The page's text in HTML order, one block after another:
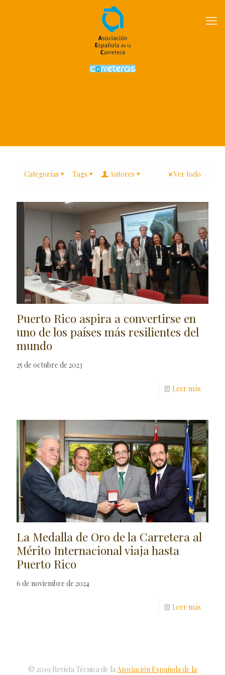
Categorías Tags Autores Ver todo
Puerto Rico aspira a convertirse en
uno de los países más resilientes del
mundo
25 de octubre de 2023
Leer más
La Medalla de Oro de la Carretera al
Mérito Internacional viaja hasta
Puerto Rico
6 de noviembre de 2024
Leer más
© 2019 Revista Técnica de la Asociación Española de la